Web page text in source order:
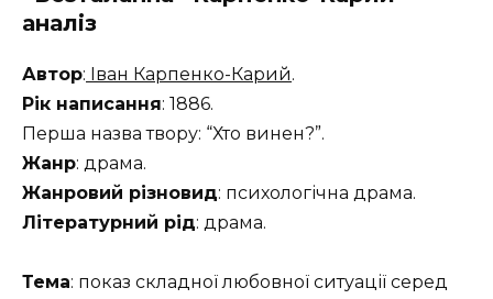
аналіз
Автор: Іван Карпенко-Карий.
Рік написання: 1886.
Перша назва твору: “Хто винен?”.
Жанр: драма.
Жанровий різновид: психологічна драма.
Літературний рід: драма.
Тема: показ складної любовної ситуації серед